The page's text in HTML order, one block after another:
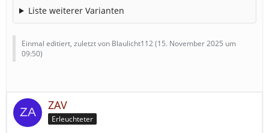
GW-Gefahrgut Wahrscheinlichkeit:
Benötigte Feuerwehrkräne
mithelfen oder für was anderes gut sein...)
Benötigte Funkstreifenwagen oder
Polizeimotorräder
Liste weiterer Varianten
Einmal editiert, zuletzt von Blaulicht112 (15. November 2025 um
09:50)
ZAV
Erleuchteter